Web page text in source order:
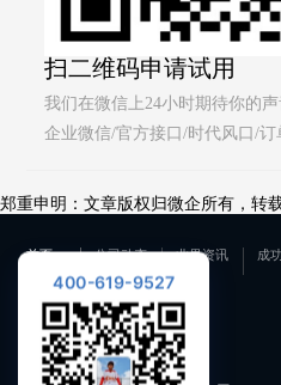
扫二维码申请试用
我们在微信上24小时期待你的
企业微信/官方接口/时代风口/订
郑重申明：文章版权归微企所有，转
首页 公司动态 业界资讯 成
联系我们
400-619-9527
400-619-9527